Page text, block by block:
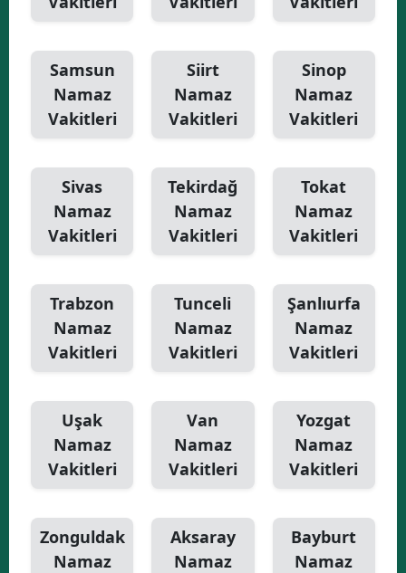
Samsun
Namaz
Vakitleri
Siirt
Namaz
Vakitleri
Sinop
Namaz
Vakitleri
Sivas
Namaz
Vakitleri
Tekirdağ
Namaz
Vakitleri
Tokat
Namaz
Vakitleri
Trabzon
Namaz
Vakitleri
Tunceli
Namaz
Vakitleri
Şanlıurfa
Namaz
Vakitleri
Uşak
Namaz
Vakitleri
Van
Namaz
Vakitleri
Yozgat
Namaz
Vakitleri
Zonguldak
Namaz
Aksaray
Namaz
Bayburt
Namaz